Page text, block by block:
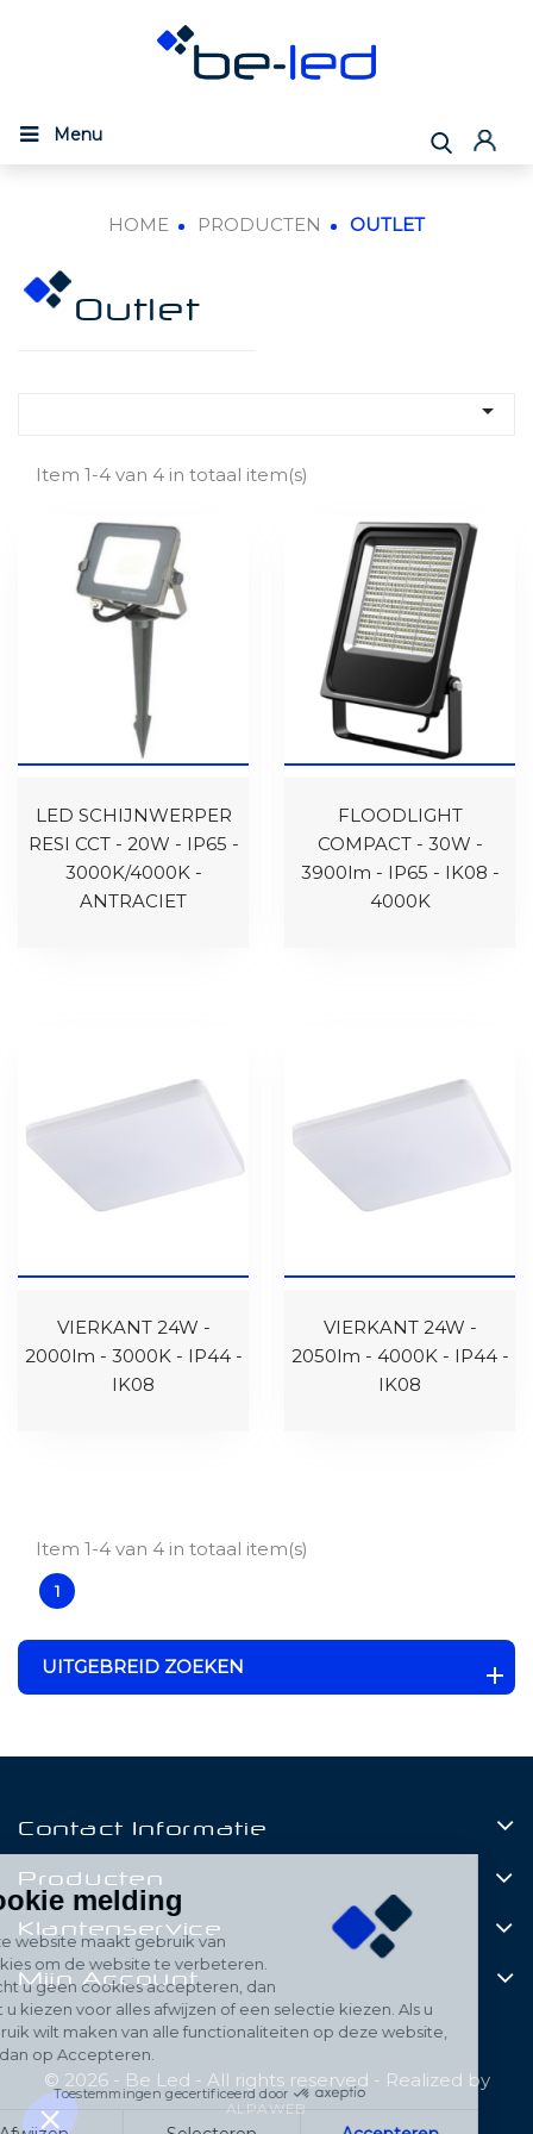
Menu
HOME PRODUCTEN OUTLET
Outlet

Item 1-4 van 4 in totaal item(s)
LED SCHIJNWERPER
RESI CCT - 20W - IP65 -
3000K/4000K -
ANTRACIET
FLOODLIGHT
COMPACT - 30W -
3900lm - IP65 - IK08 -
4000K
VIERKANT 24W -
2000lm - 3000K - IP44 -
IK08
VIERKANT 24W -
2050lm - 4000K - IP44 -
IK08
Item 1-4 van 4 in totaal item(s)
1
UITGEBREID ZOEKEN
Contact Informatie
Producten
Klantenservice
Mijn Account
© 2026 - Be Led - All rights reserved - Realized by
ALPAWEB
Cookie melding
Deze website maakt gebruik van
cookies om de website te verbeteren.
Mocht u geen cookies accepteren, dan
kunt u kiezen voor alles afwijzen of een selectie kiezen. Als u
gebruik wilt maken van alle functionaliteiten op deze website,
klik dan op Accepteren.
Toestemmingen gecertificeerd door